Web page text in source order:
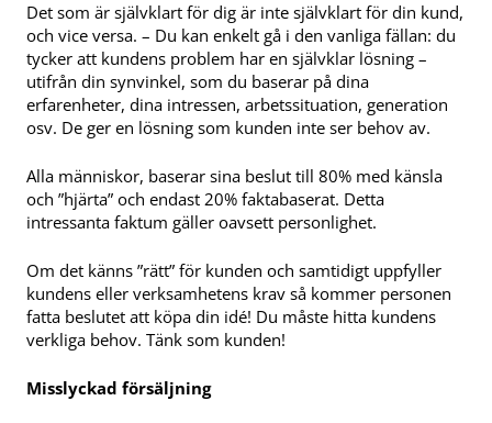
Det som är självklart för dig är inte självklart för din kund,
och vice versa. – Du kan enkelt gå i den vanliga fällan: du
tycker att kundens problem har en självklar lösning –
utifrån din synvinkel, som du baserar på dina
erfarenheter, dina intressen, arbetssituation, generation
osv. De ger en lösning som kunden inte ser behov av.
Alla människor, baserar sina beslut till 80% med känsla
och ”hjärta” och endast 20% faktabaserat. Detta
intressanta faktum gäller oavsett personlighet.
Om det känns ”rätt” för kunden och samtidigt uppfyller
kundens eller verksamhetens krav så kommer personen
fatta beslutet att köpa din idé! Du måste hitta kundens
verkliga behov. Tänk som kunden!
Misslyckad försäljning